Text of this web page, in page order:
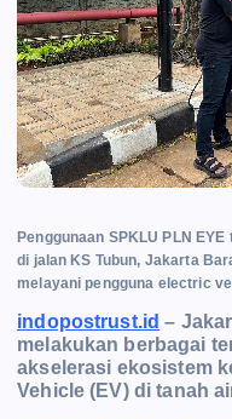
Penggunaan SPKLU PLN
di jalan KS Tubun, Jakarta
melayani pengguna electric
indopostrust.id –
melakukan berbagai
akselerasi ekosistem
Vehicle (EV) di tanah